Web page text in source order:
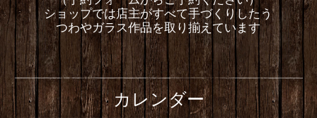
ショップでは店主がすべて手づくりしたう
つわやガラス作品を取り揃えています
カレンダー